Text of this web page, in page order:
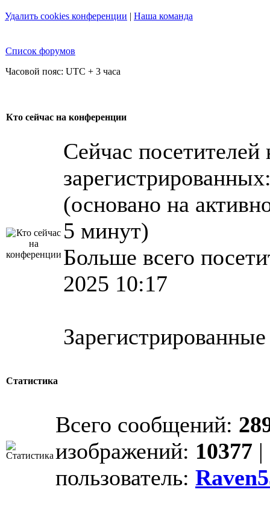
Удалить cookies конференции | Наша команда
Список форумов
Часовой пояс: UTC + 3 часа
Кто сейчас на конференции
Сейчас
(основано на
5 минут)
Больше всего
2025 10:17
Статистика
Всего сообщений:
изображений: 10377 |
пользователь: